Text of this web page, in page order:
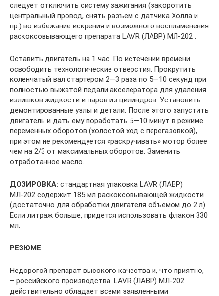
следует отключить систему зажигания (закоротить
центральный провод, снять разъем с датчика Холла и
пр.) во избежание искрения и возможного воспламенения
раскоксовывающего препарата LAVR (ЛАВР) МЛ-202 .
Оставить двигатель на 1 час. По истечении времени
освободить технологические отверстия. Прокрутить
коленчатый вал стартером 2—3 раза по 5—10 секунд при
полностью выжатой педали акселератора для удаления
излишков жидкости и паров из цилиндров. Установить
демонтированные узлы и детали. После этого запустить
двигатель и дать ему поработать 5—10 минут в режиме
переменных оборотов (холостой ход с перегазовкой),
при этом не рекомендуется «раскручивать» мотор более
чем на 2/3 от максимальных оборотов. Заменить
отработанное масло.
ДОЗИРОВКА: стандартная упаковка LAVR (ЛАВР)
МЛ-202 содержит 185 мл раскоксовывающей жидкости
(достаточно для обработки двигателя объемом до 2 л).
Если литраж больше, придется использовать флакон 330
мл.
РЕЗЮМЕ
Недорогой препарат высокого качества и, что приятно,
– российского производства. LAVR (ЛАВР) МЛ-202
действительно обладает всеми заявленными